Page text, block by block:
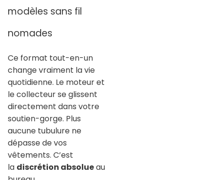
modèles sans fil
nomades
Ce format tout-en-un
change vraiment la vie
quotidienne. Le moteur et
le collecteur se glissent
directement dans votre
soutien-gorge. Plus
aucune tubulure ne
dépasse de vos
vêtements. C’est
la discrétion absolueau